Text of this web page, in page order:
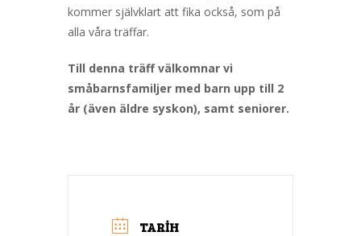
kommer självklart att fika också, som på
alla våra träffar.
Till denna träff välkomnar vi
småbarnsfamiljer med barn upp till 2
år (även äldre syskon), samt seniorer.
TARIH